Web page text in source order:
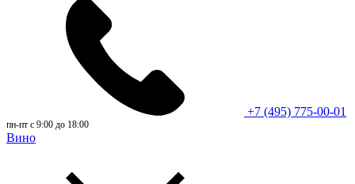
+7 (495) 775-00-01
пн-пт с 9:00 до 18:00
Вино